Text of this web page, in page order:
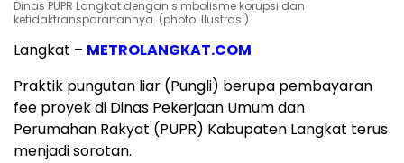
Dinas PUPR Langkat dengan simbolisme korupsi dan
ketidaktransparanannya. (photo: Ilustrasi)
Langkat – METROLANGKAT.COM
Praktik pungutan liar (Pungli) berupa pembayaran
fee proyek di Dinas Pekerjaan Umum dan
Perumahan Rakyat (PUPR) Kabupaten Langkat terus
menjadi sorotan.